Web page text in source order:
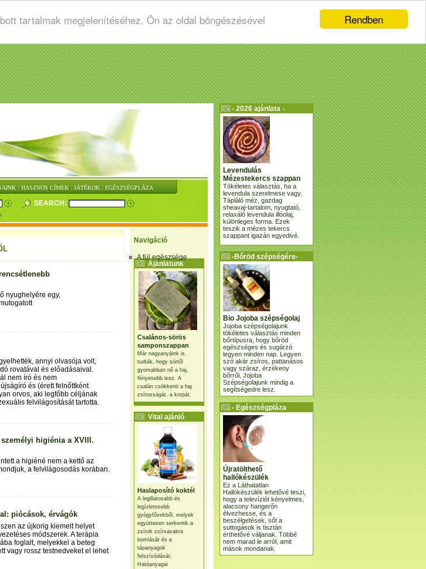
Rendben
tartalmak megjelenítéséhez. Ön az oldal böngészésével
: HASZNOS CÍMEK : JÁTÉKOK : EGÉSZSÉGPLÁZA
SEARCH:
Navigáció
A fül egészsége
Ajánlatunk
Csalános-sörös
samponszappan
Már nagyanyáink is
tudták, hogy sörtől
gyorsabban nő a haj,
fényesebb lesz. A
csalán csökkenti a haj
zsírosságát, a korpát.
Vital ajánló
Haslaposító koktél
A legillatosabb és
legízletesebb
gyógyfűvekből, melyek
együttesen serkentik a
zsírok zsírsavakra
bomlását és a
tápanyagok
felszívódását.
Hatóanyagai
nyughelyére egy,
annyi olvasója volt,
rovatával és előadásaival.
nem író és nem
és (érett felnőttként
orvos, aki legfőbb céljának
felvilágosítását tartotta.
higiénia a XVIII.
a higiéné nem a kettő az
a felvilágosodás korában.
piócások, érvágók
az újkorig kiemelt helyet
módszerek. A terápia
foglalt, melyekkel a beteg
vagy rossz testnedveket el lehet
- 2026 ajánlata -
Levendulás
Mézestekercs szappan
Tökéletes választás, ha a
levendula szerelmese vagy.
Tápláló méz, gazdag
sheavaj-tartalom, nyugtató,
relaxáló levendula illóolaj,
különleges forma. Ezek
teszik a mézes tekercs
szappant igazán egyedivé.
-Bőröd szépségére-
Bio Jojoba szépségolaj
Jojoba szépségolajunk
tökéletes választás minden
bőrtípusra, hogy bőröd
egészséges és sugárzó
legyen minden nap. Legyen
szó akár zsíros, pattanásos
vagy száraz, érzékeny
bőrről, Jojoba
Szépségolajunk mindig a
segítségedre lesz.
- Egészségpláza
ajánlatunk -
Újratölthető
hallókészülék
Ez a Láthatatlan
Hallókészülék lehetővé teszi,
hogy a televíziót kényelmes,
alacsony hangerőn
élvezhesse, és a
beszélgetések, sőt a
suttogások is tisztán
érthetővé váljanak. Többé
nem marad le arról, amit
mások mondanak.